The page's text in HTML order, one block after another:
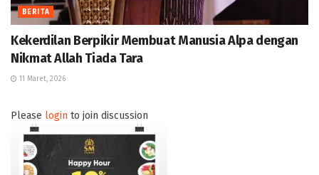
BERITA
Kekerdilan Berpikir Membuat Manusia Alpa dengan
Nikmat Allah Tiada Tara
11 Maret, 2026
Please login to join discussion